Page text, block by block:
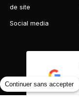
de site
Social media
Continuer sans accepter